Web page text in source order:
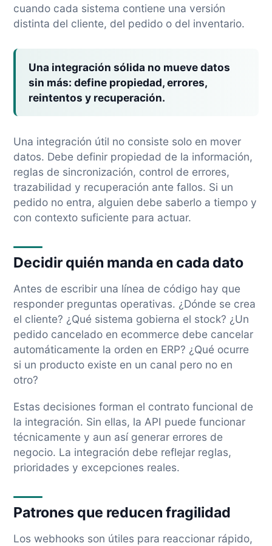
cuando cada sistema contiene una versión
distinta del cliente, del pedido o del inventario.
Una integración sólida no mueve datos
sin más: define propiedad, errores,
reintentos y recuperación.
Una integración útil no consiste solo en mover
datos. Debe definir propiedad de la información,
reglas de sincronización, control de errores,
trazabilidad y recuperación ante fallos. Si un
pedido no entra, alguien debe saberlo a tiempo y
con contexto suficiente para actuar.
Decidir quién manda en cada dato
Antes de escribir una línea de código hay que
responder preguntas operativas. ¿Dónde se crea
el cliente? ¿Qué sistema gobierna el stock? ¿Un
pedido cancelado en ecommerce debe cancelar
automáticamente la orden en ERP? ¿Qué ocurre
si un producto existe en un canal pero no en
otro?
Estas decisiones forman el contrato funcional de
la integración. Sin ellas, la API puede funcionar
técnicamente y aun así generar errores de
negocio. La integración debe reflejar reglas,
prioridades y excepciones reales.
Patrones que reducen fragilidad
Los webhooks son útiles para reaccionar rápido,